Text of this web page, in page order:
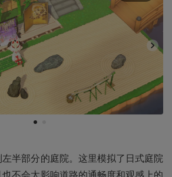
1
半部分的庭院。这里模拟了日式庭院